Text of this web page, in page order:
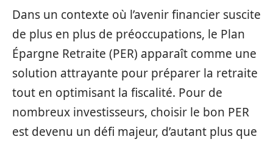
Dans un contexte où l’avenir financier suscite
de plus en plus de préoccupations, le Plan
Épargne Retraite (PER) apparaît comme une
solution attrayante pour préparer la retraite
tout en optimisant la fiscalité. Pour de
nombreux investisseurs, choisir le bon PER
est devenu un défi majeur, d’autant plus que